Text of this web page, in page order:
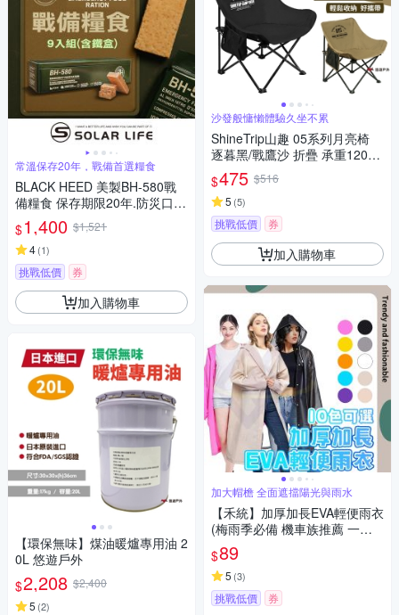
常溫保存20年，戰備首選糧食
BLACK HEED 美製BH-580戰
備糧食 保存期限20年.防災口糧
MRE壓縮餅乾 儲備物資 地震颱
風 登山露營能量棒
$1,400 $1,521
4(1)
挑戰低價 券
加入購物車
【環保無味】煤油暖爐專用油 2
0L 悠遊戶外
$2,208 $2,400
5 (2)
沙發般慵懶體驗久坐不累
ShineTrip山趣 05系列月亮椅
逐暮黑/戰鷹沙 折疊 承重120kg
露營椅 悠遊戶外
$475 $516
5 (5)
挑戰低價 券
加入購物車
加大帽檐 全面遮擋陽光與雨水
【禾統】加厚加長EVA輕便雨衣
(梅雨季必備 機車族推薦 一次
性雨衣 拋棄式雨衣 成人輕便雨
衣 加厚 雨天必備 防雨神器 登
山露營防雨 防水防風 耐用 輕量
環保 可重複使用 收納方便)
$89
5 (3)
挑戰低價 券